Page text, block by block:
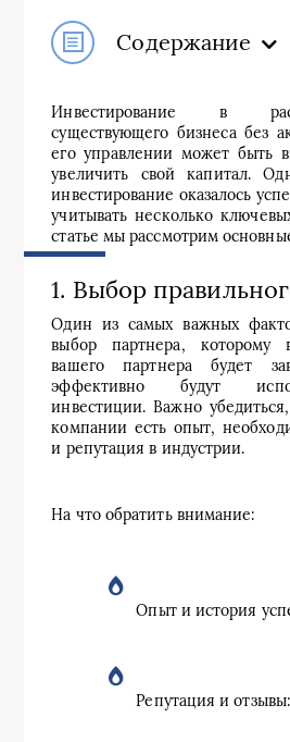
Содержание
Инвестирование в
существующего бизнеса без
его управлении может быть
увеличить свой капитал.
инвестирование оказалось
учитывать несколько
статье мы рассмотрим
1. Выбор
Один из самых важных
выбор партнера, которому
вашего партнера будет
эффективно будут
инвестиции. Важно
компании есть опыт,
и репутация в индустрии.
На что обратить внимание:
Опыт и история
Репутация и